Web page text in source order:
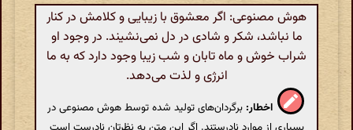
هوش مصنوعی: اگر معشوق با زیبایی و کلامش در کنار
ما نباشد، شکر و شادی در دل نمی‌نشیند. در وجود او
شراب خوش و ماه تابان و شب زیبا وجود دارد که به ما
انرژی و لذت می‌دهد.
اخطار: برگردان‌های تولید شده توسط هوش مصنوعی در